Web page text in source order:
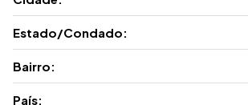
Estado/Condado:
Bairro:
País: